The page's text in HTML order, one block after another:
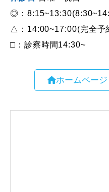
ホームページ